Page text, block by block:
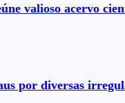
valioso acervo
por diversas